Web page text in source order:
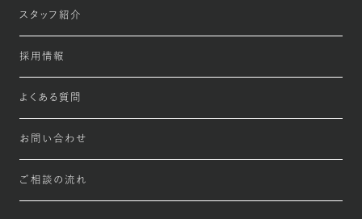
スタッフ紹介
採用情報
よくある質問
お問い合わせ
ご相談の流れ